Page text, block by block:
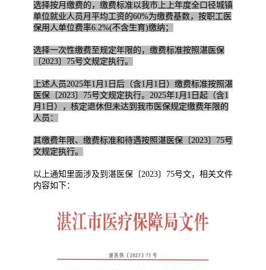
选择按月缴费的，缴费标准以我市上上年度全口径城镇
单位就业人员月平均工资的60%为缴费基数，按职工医
保用人单位费率6.2%(不含生育)缴纳；
选择一次性缴费至规定年限的，缴费标准按照湛医保
〔2023〕75号文规定执行。
上述人员2025年1月1日后（含1月1日）缴费标准按照湛
医保〔2023〕75号文规定执行。2025年1月1日起（含1
月1日），核定退休但未达到我市医保规定缴费年限的
人员：
其缴费年限、缴费标准和待遇按照湛医保〔2023〕75号
文规定执行。
以上通知里面涉及到湛医保〔2023〕75号文，相关文件
内容如下：